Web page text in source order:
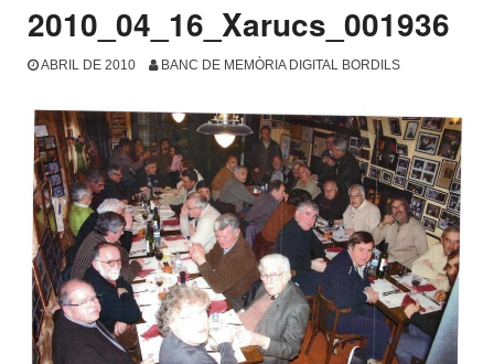
2010_04_16_Xarucs_001936
ABRIL DE 2010 BANC DE MEMÒRIA DIGITAL BORDILS